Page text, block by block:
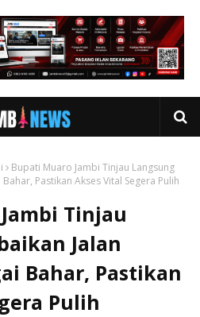
Bupati Muaro Jambi Tinjau Langsung
Pastikan Akses Vital Segera Pulih
Tinjau
Jalan
Bahar, Pastikan
Pulih